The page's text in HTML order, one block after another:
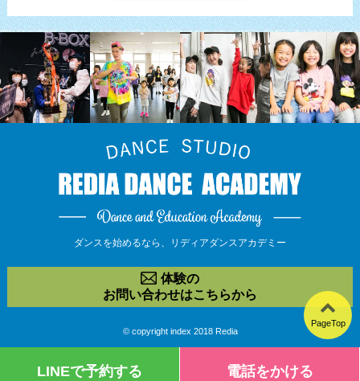
LINEで予約する 電話をかける
PageTop
ダンスを始めるなら、 リディアダンスアカデミー
体験の
お問い合わせはこちらから
© copyright index 2018 Redia